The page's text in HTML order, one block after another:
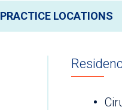
PRACTICE LOCATIONS